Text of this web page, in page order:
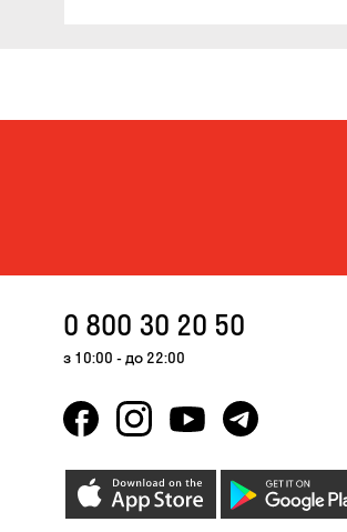
0 800 30 20 50
з 10:00 - до 22:00